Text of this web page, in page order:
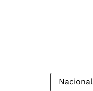
Nacional